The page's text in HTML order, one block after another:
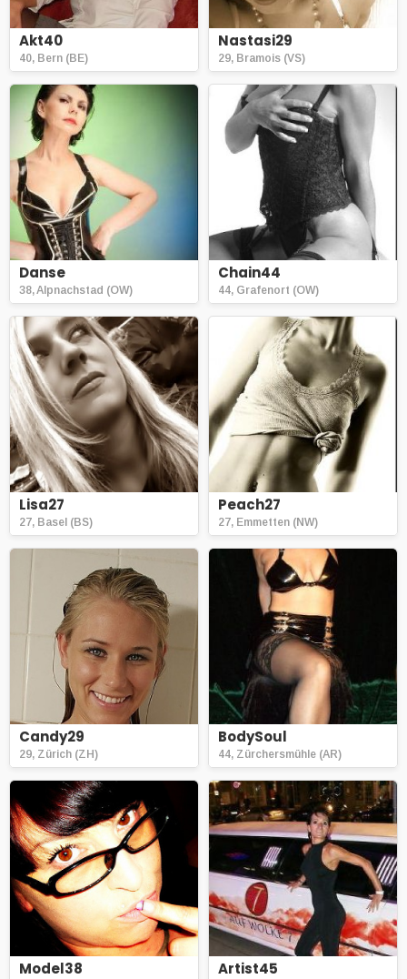
Akt40
40, Bern (BE)
Nastasi29
29, Bramois (VS)
Danse
38, Alpnachstad (OW)
Chain44
44, Grafenort (OW)
Lisa27
27, Basel (BS)
Peach27
27, Emmetten (NW)
Candy29
29, Zürich (ZH)
BodySoul
44, Zürchersmühle (AR)
Model38 Artist45